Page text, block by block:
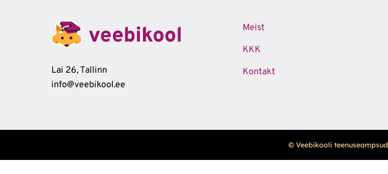
Lai 26, Tallinn
info@veebikool.ee
Meist
KKK
Kontakt
© Veebikooli teenuseampsud